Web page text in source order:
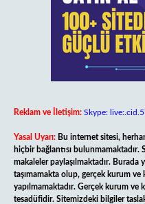
Reklam ve İletişim: Skype:
Yasal Uyarı: Bu internet sitesi,
hiçbir bağlantısı bulunmamaktadır.
makaleler paylaşılmaktadır.
taşımamakta olup, gerçek kurum ve
yapılmamaktadır. Gerçek kurum
tesadüfidir. Sitemizdeki bilgiler